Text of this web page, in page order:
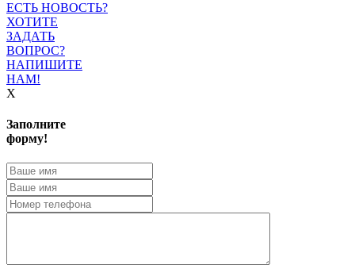
ЕСТЬ НОВОСТЬ?
ХОТИТЕ
ЗАДАТЬ
ВОПРОС?
НАПИШИТЕ
НАМ!
X
Заполните
форму!